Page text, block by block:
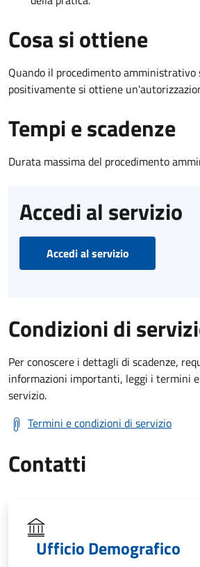
Cosa si ottiene
Quando il procedimento amministrativo
positivamente si ottiene
Tempi e scadenze
Durata massima del procedimento
Accedi al servizio
Accedi al servizio
Condizioni di
Per conoscere i dettagli di scadenze,
informazioni importanti, leggi i termini
servizio.
Termini e condizioni di servizio
Contatti
Ufficio Demografico